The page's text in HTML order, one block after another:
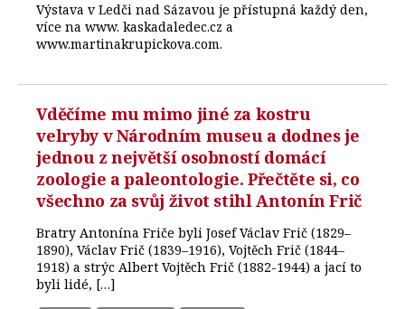
Výstava v Ledči nad Sázavou je přístupná každý den,
více na www. kaskadaledec.cz a
www.martinakrupickova.com.
Vděčíme mu mimo jiné za kostru
velryby v Národním museu a dodnes je
jednou z největší osobností domácí
zoologie a paleontologie. Přečtěte si, co
všechno za svůj život stihl Antonín Frič
Bratry Antonína Friče byli Josef Václav Frič (1829–
1890), Václav Frič (1839–1916), Vojtěch Frič (1844–
1918) a strýc Albert Vojtěch Frič (1882-1944) a jací to
byli lidé, […]